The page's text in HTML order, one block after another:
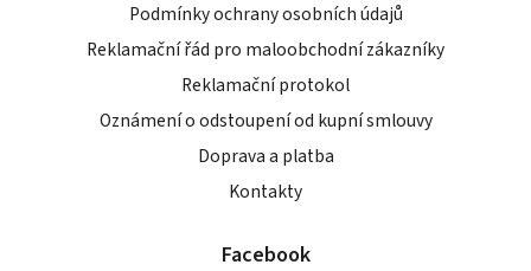
Podmínky ochrany osobních údajů
Reklamační řád pro maloobchodní zákazníky
Reklamační protokol
Oznámení o odstoupení od kupní smlouvy
Doprava a platba
Kontakty
Facebook